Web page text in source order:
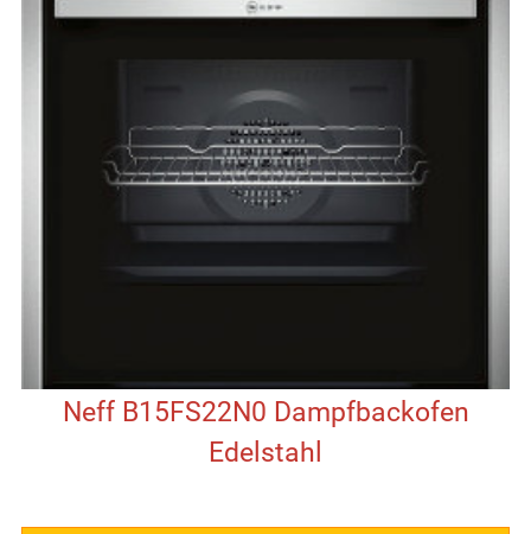
Neff B15FS22N0 Dampfbackofen
Edelstahl